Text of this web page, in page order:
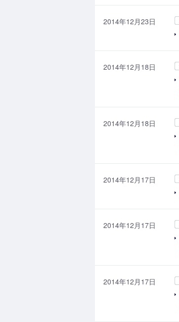
2014年12月23日
2014年12月18日
2014年12月18日
2014年12月17日
2014年12月17日
2014年12月17日